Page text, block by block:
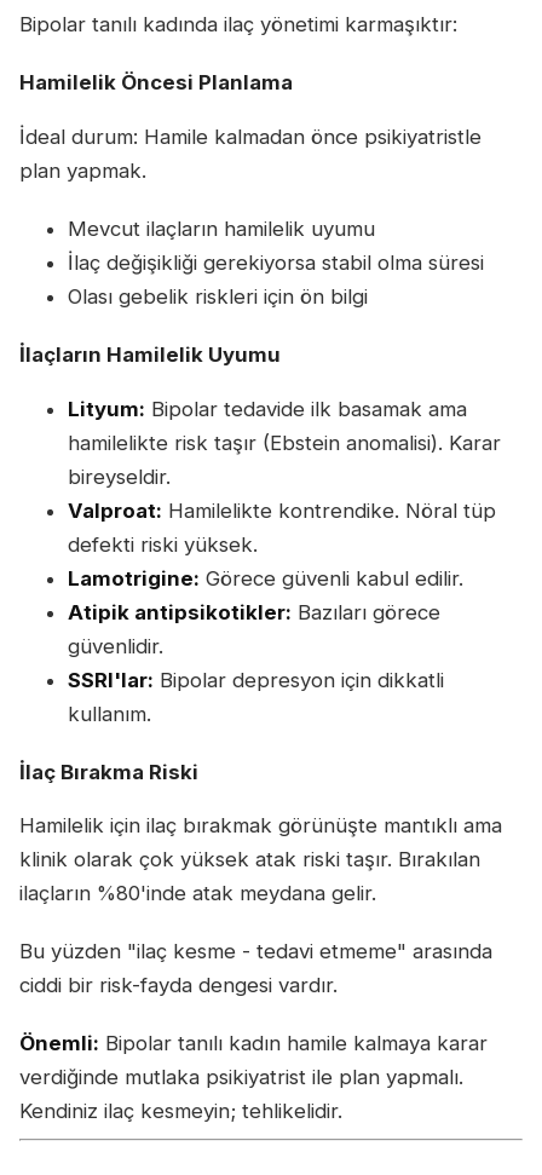
Bipolar tanılı kadında ilaç yönetimi karmaşıktır:
Hamilelik Öncesi Planlama
İdeal durum: Hamile kalmadan önce psikiyatristle
plan yapmak.
Mevcut ilaçların hamilelik uyumu
İlaç değişikliği gerekiyorsa stabil olma süresi
Olası gebelik riskleri için ön bilgi
İlaçların Hamilelik Uyumu
Lityum: Bipolar tedavide ilk basamak ama
hamilelikte risk taşır (Ebstein anomalisi). Karar
bireyseldir.
Valproat: Hamilelikte kontrendike. Nöral tüp
defekti riski yüksek.
Lamotrigine: Görece güvenli kabul edilir.
Atipik antipsikotikler: Bazıları görece
güvenlidir.
SSRI'lar: Bipolar depresyon için dikkatli
kullanım.
İlaç Bırakma Riski
Hamilelik için ilaç bırakmak görünüşte mantıklı ama
klinik olarak çok yüksek atak riski taşır. Bırakılan
ilaçların %80'inde atak meydana gelir.
Bu yüzden "ilaç kesme - tedavi etmeme" arasında
ciddi bir risk-fayda dengesi vardır.
Önemli: Bipolar tanılı kadın hamile kalmaya karar
verdiğinde mutlaka psikiyatrist ile plan yapmalı.
Kendiniz ilaç kesmeyin; tehlikelidir.